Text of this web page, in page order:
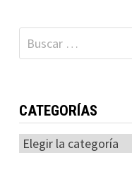
Buscar:
CATEGORÍAS
Categorías